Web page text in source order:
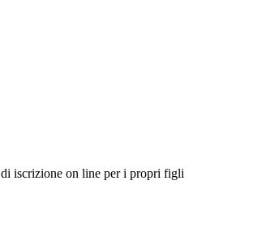
iscrizione on line per i propri figli